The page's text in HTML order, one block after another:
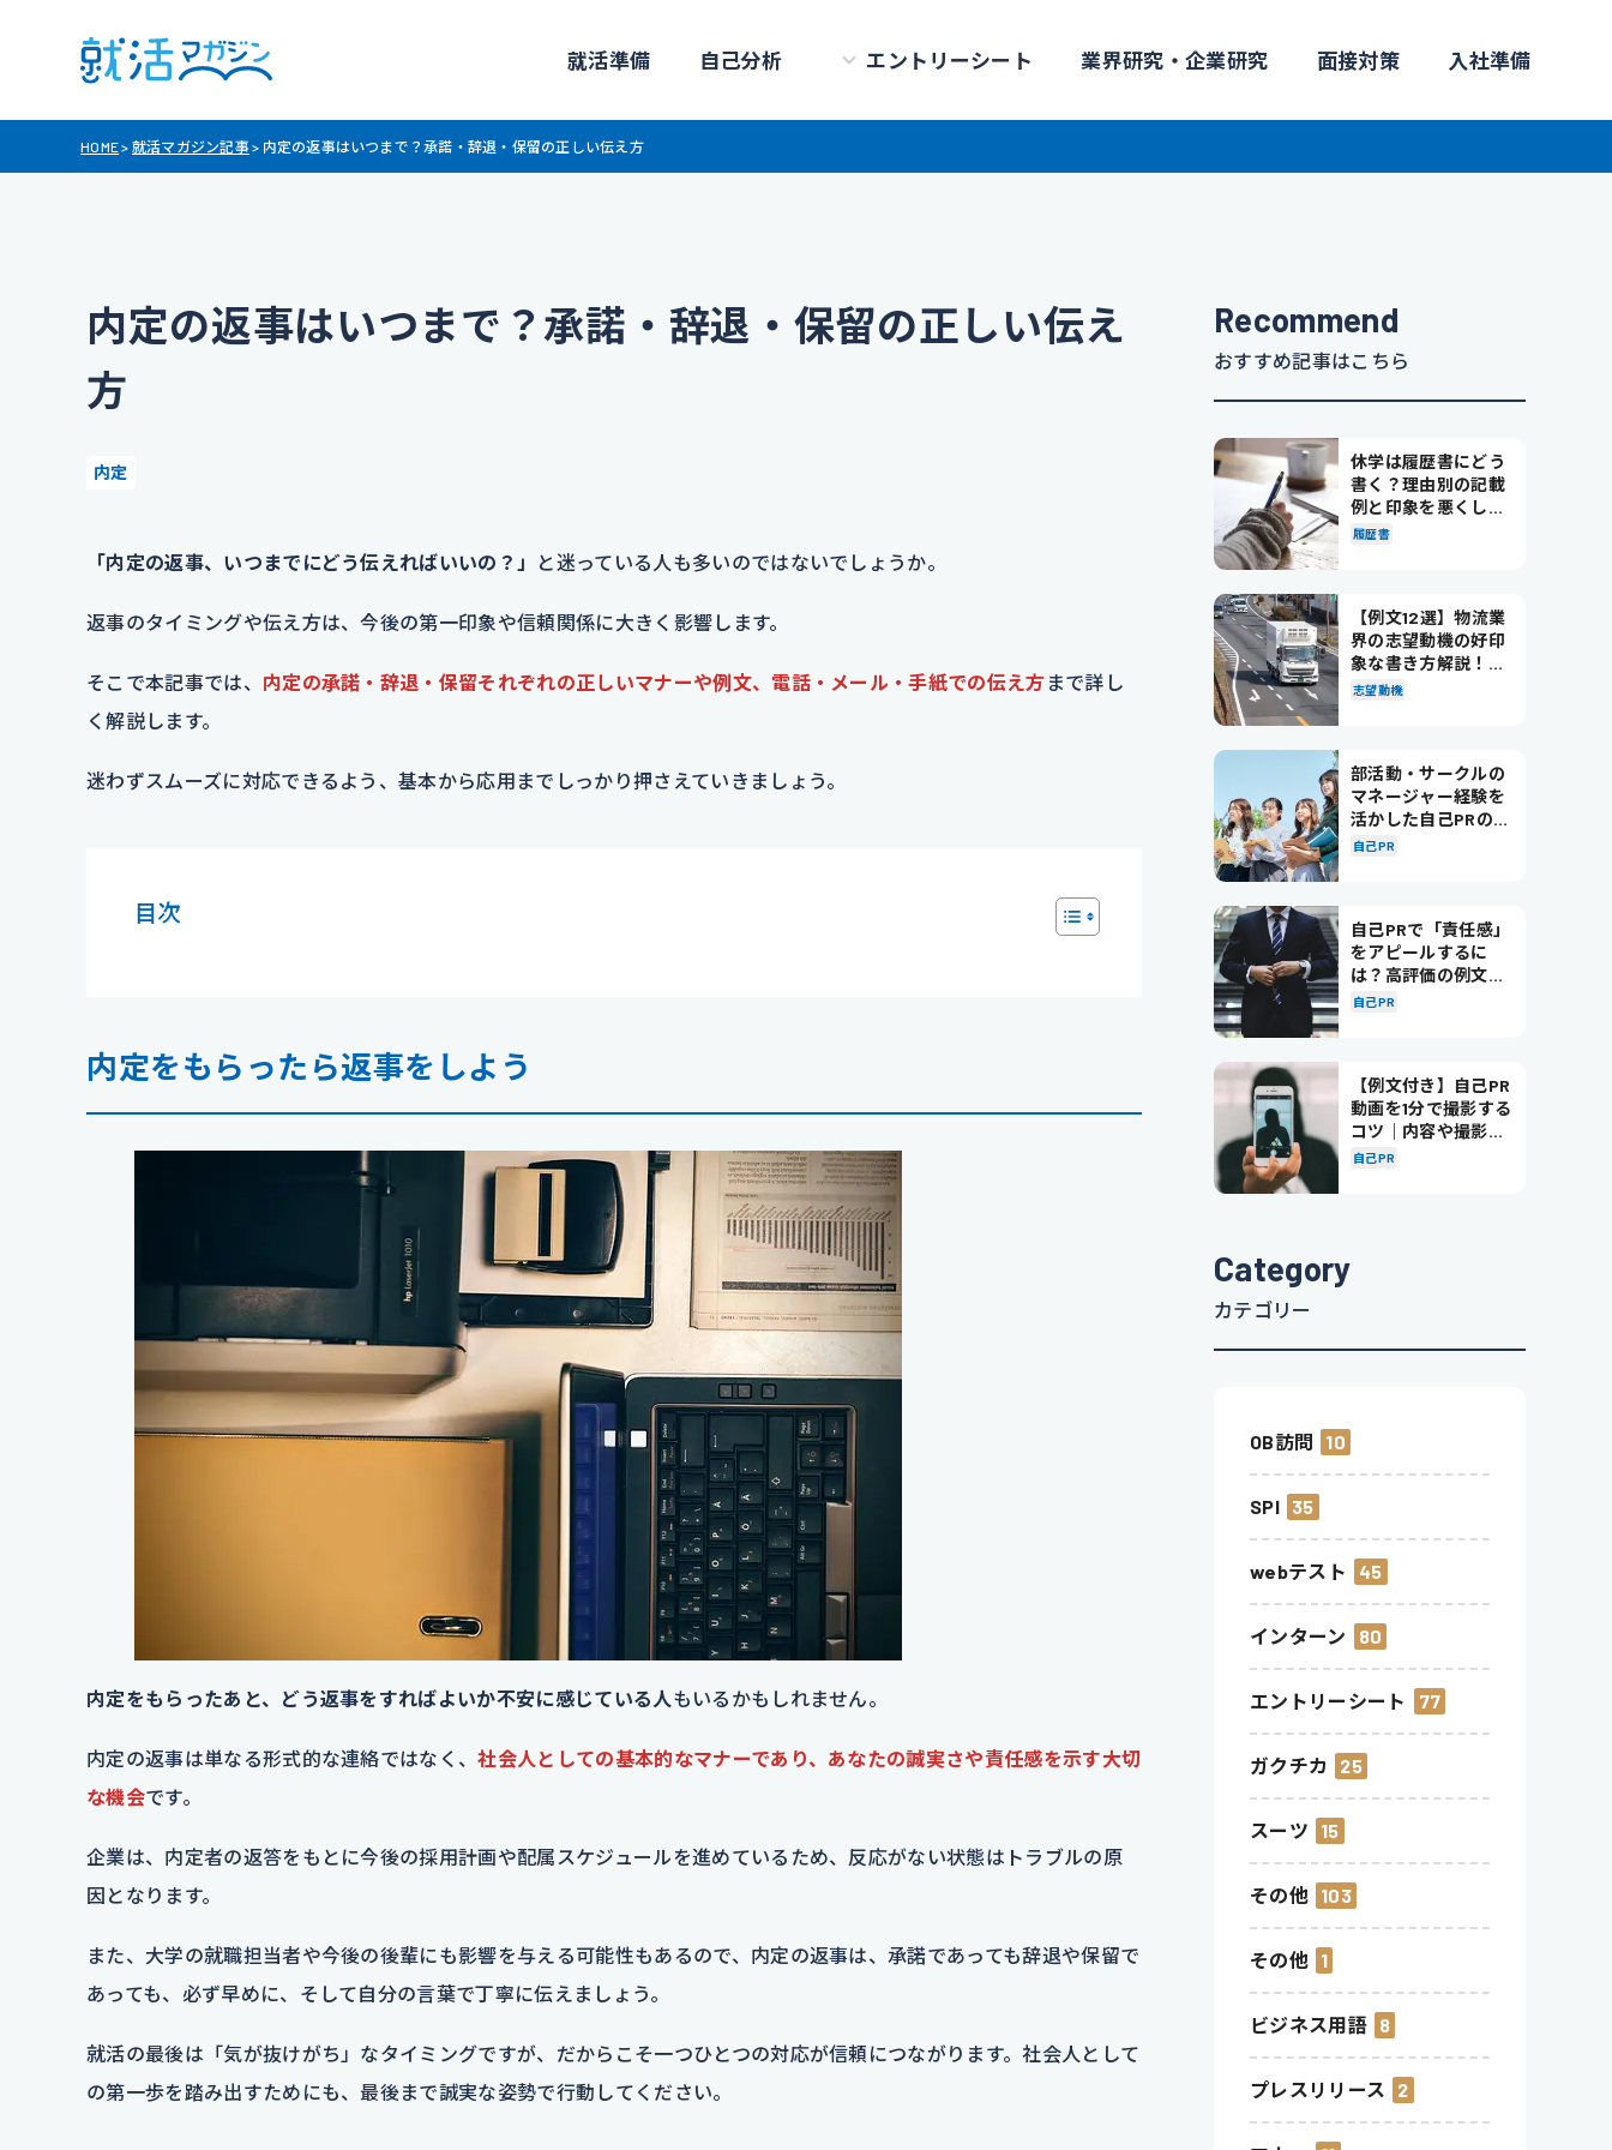
就活準備 自己分析 エントリーシート 業界研究・企業研究 面接対策 入社準備
HOME> 就活マガジン記事 > 内定の返事はいつまで？承諾・辞退・保留の正しい伝え方
内定の返事はいつまで？承諾・辞退・保留の正しい伝え
方
内定
「内定の返事、いつまでにどう伝えればいいの？」 と迷っている人も多いのではないでしょうか。
返事のタイミングや伝え方は、今後の第一印象や信頼関係に大きく影響します。
そこで本記事では、 内定の承諾・辞退・保留それぞれの正しいマナーや例文、電話・メール・手紙での伝え方 まで詳し
く解説します。
迷わずスムーズに対応できるよう、基本から応用までしっかり押さえていきましょう。
目次
内定をもらったら返事をしよう
内定をもらったあと、どう返事をすればよいか不安に感じている人もいるかもしれません。
内定の返事は単なる形式的な連絡ではなく、社会人としての基本的なマナーであり、あなたの誠実さや責任感を示す大切
な機会です。
企業は、内定者の返答をもとに今後の採用計画や配属スケジュールを進めているため、反応がない状態はトラブルの原
因となります。
また、大学の就職担当者や今後の後輩にも影響を与える可能性もあるので、内定の返事は、承諾であっても辞退や保留で
あっても、必ず早めに、そして自分の言葉で丁寧に伝えましょう。
就活の最後は「気が抜けがち」なタイミングですが、だからこそ一つひとつの対応が信頼につながります。社会人として
の第一歩を踏み出すためにも、最後まで誠実な姿勢で行動してください。
Recommend
おすすめ記事はこちら
休学は履歴書にどう
書く？理由別の記載
例と印象を悪くしな
い書き方を解説
履歴書
【例文12選】物流業
界の志望動機の好印
象な書き方解説！パ
ターン別の例文も紹
志望動機
部活動・サークルの
マネージャー経験を
活かした自己PRの書
き方を徹底解説！
自己PR
自己PRで「責任感」
をアピールするに
は？高評価の例文も
紹介！
自己PR
【例文付き】自己PR
動画を1分で撮影する
コツ｜内容や撮影の
ポイントも解説
自己PR
Category
カテゴリー
OB訪問 10
SPI 35
webテスト 45
インターン 80
エントリーシート 77
ガクチカ 25
スーツ 15
その他 103
その他 1
ビジネス用語 8
プレスリリース 2